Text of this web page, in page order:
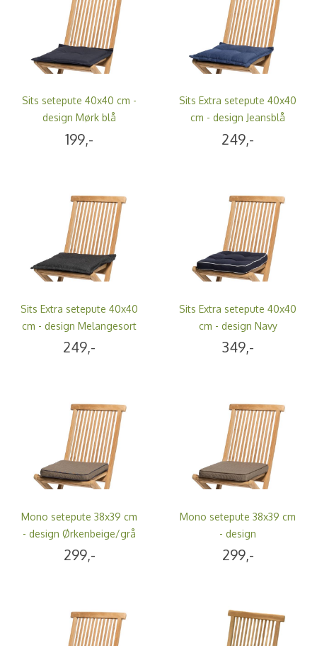
Sits setepute 40x40 cm -
design Mørk blå
199,-
Sits Extra setepute 40x40
cm - design Jeansblå
249,-
Sits Extra setepute 40x40
cm - design Melangesort
249,-
Sits Extra setepute 40x40
cm - design Navy
349,-
Mono setepute 38x39 cm
- design Ørkenbeige/grå
299,-
Mono setepute 38x39 cm
- design
Ørkenbeige/hasselbrun
299,-